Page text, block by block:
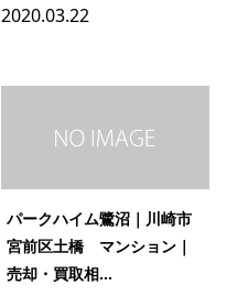
2020.03.22
パークハイム鷺沼｜川崎市
宮前区土橋 マンション｜
売却・買取相...